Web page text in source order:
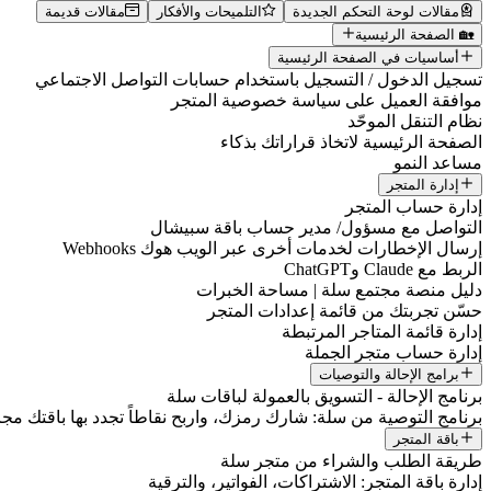
مقالات لوحة التحكم الجديدة التلميحات والأفكار
مقالات قديمة
🏡 الصفحة الرئيسية
أساسيات في الصفحة الرئيسية
تسجيل الدخول / التسجيل باستخدام حسابات التواصل الاجتماعي
موافقة العميل على سياسة خصوصية المتجر
نظام التنقل الموحّد
الصفحة الرئيسية لاتخاذ قراراتك بذكاء
مساعد النمو
إدارة المتجر
إدارة حساب المتجر
التواصل مع مسؤول/ مدير حساب باقة سبيشال
إرسال الإخطارات لخدمات أخرى عبر الويب هوك Webhooks
الربط مع Claude وChatGPT
دليل منصة مجتمع سلة | مساحة الخبرات
حسّن تجربتك من قائمة إعدادات المتجر
إدارة قائمة المتاجر المرتبطة
إدارة حساب متجر الجملة
برامج الإحالة والتوصيات
برنامج الإحالة - التسويق بالعمولة لباقات سلة
برنامج التوصية من سلة: شارك رمزك، واربح نقاطاً تجدد بها باقتك
باقة المتجر
طريقة الطلب والشراء من متجر سلة
إدارة باقة المتجر: الاشتراكات، الفواتير، والترقية